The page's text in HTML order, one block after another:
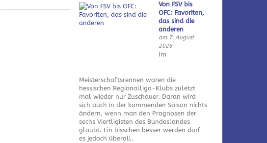
Von FSV bis
OFC: Favoriten,
das sind die
anderen
am 7. August
2026
Im
Meisterschaftsrennen waren die
hessischen Regionalliga-Klubs zuletzt
mal wieder nur Zuschauer. Daran wird
sich auch in der kommenden Saison nichts
ändern, wenn man den Prognosen der
sechs Viertligisten des Bundeslandes
glaubt. Ein bisschen besser werden darf
es jedoch überall.